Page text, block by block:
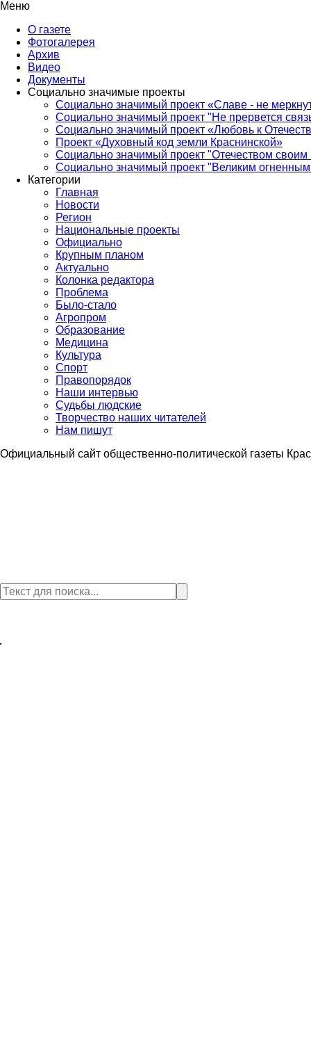
Меню
О газете
Фотогалерея
Архив
Видео
Документы
Социально значимые проекты
Социально значимый проект «Славе - не
Социально значимый проект "Не прервется
Социально значимый проект «Любовь к
Проект «Духовный код земли Краснинской»
Социально значимый проект "Отечеством своим
Социально значимый проект "Великим
Категории
Главная
Новости
Регион
Национальные проекты
Официально
Крупным планом
Актуально
Колонка редактора
Проблема
Было-стало
Агропром
Образование
Медицина
Культура
Спорт
Правопорядок
Наши интервью
Судьбы людские
Творчество наших читателей
Нам пишут
Официальный сайт общественно-политической газеты